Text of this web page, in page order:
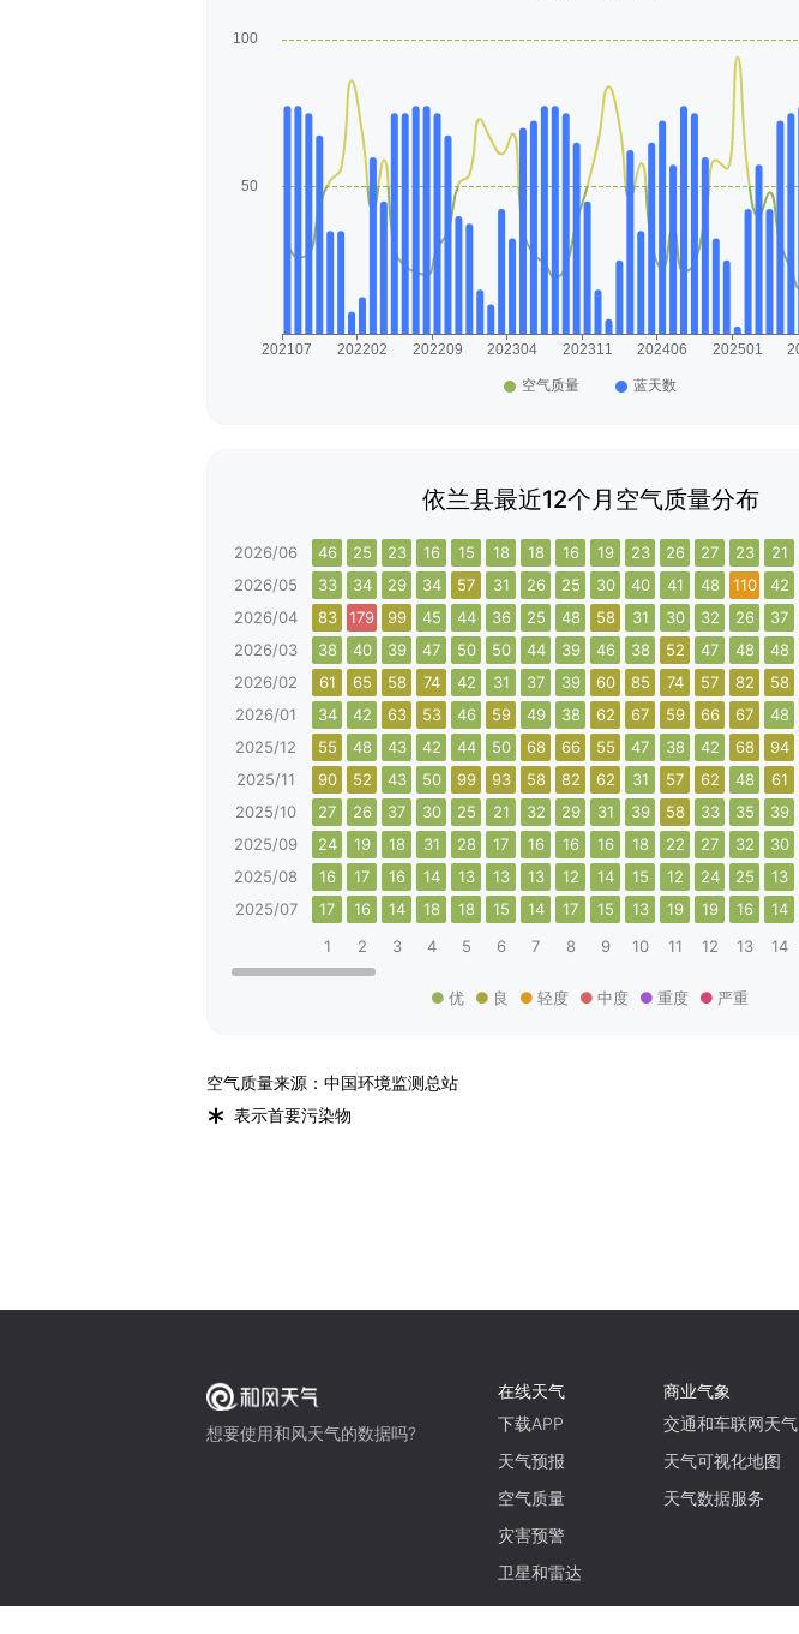
依兰县最近12个月空气质量分布
2026/06 46 25 23 16 15 18 18 16 19 23 26 27 23 21
2026/05
33 34 29 34 57 31 26 25 30 40 41 48 110 42
2026/04
83 179 99 45 44 36 25 48 58 31 30 32 26 37
2026/03
38 40 39 47 50 50 44 39 46 38 52 47 48 48
2026/02
61 65 58 74 42 31 37 39 60 85 74 57 82 58
2026/01
34 42 63 53 46 59 49 38 62 67 59 66 67 48
2025/12
55 48 43 42 44 50 68 66 55 47 38 42 68 94
2025/11
90 52 43 50 99 93 58 82 62 31 57 62 48 61
2025/10
27 26 37 30 25 21 32 29 31 39 58 33 35 39
2025/09
24 19 18 31 28 17 16 16 16 18 22 27 32 30
2025/08
16 17 16 14 13 13 13 12 14 15 12 24 25 13
2025/07
17 16 14 18 18 15 14 17 15 13 19 19 16 14
1
2 3 4 5 6 7 8 9 10 11 12 13 14
优 良 轻度 中度 重度 严重
空气质量来源：中国环境监测总站
* 表示首要污染物
想要使用和风天气的数据吗?
在线天气
下载APP
天气预报
空气质量
灾害预警
卫星和雷达
商业气象
交通和车联网天气
天气可视化地图
天气数据服务